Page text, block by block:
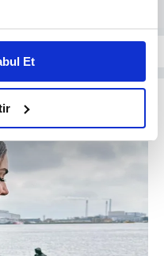
sizlere özel
Bunu yaparken
deneyimi sunmak
sunabilmek adına
ve bu noktada,
noktasında tek gelir
isteriz.
izin vermedikleri
Et